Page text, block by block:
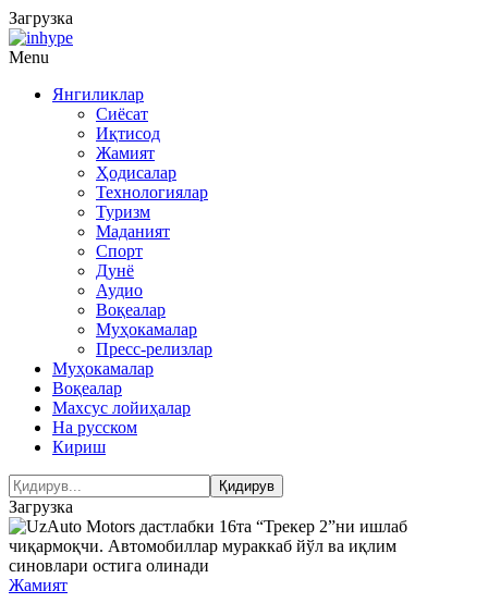
Загрузка
Menu
Янгиликлар
Сиёсат
Иқтисод
Жамият
Ҳодисалар
Технологиялар
Туризм
Маданият
Спорт
Дунё
Аудио
Воқеалар
Муҳокамалар
Пресс-релизлар
Муҳокамалар
Воқеалар
Махсус лойиҳалар
На русском
Кириш
Загрузка
Жамият